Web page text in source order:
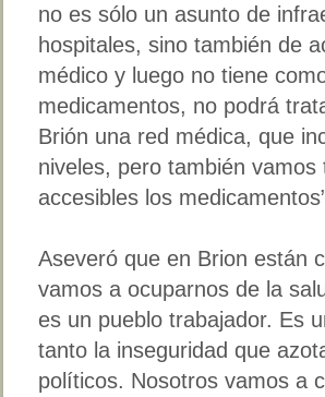
no es sólo un asunto de
hospitales, sino también de
médico y luego no tiene
medicamentos, no podrá
Brión una red médica, que
niveles, pero también
accesibles los
Aseveró que en Brion están
vamos a ocuparnos de la
es un pueblo trabajador. Es
tanto la inseguridad que
políticos. Nosotros vamos a